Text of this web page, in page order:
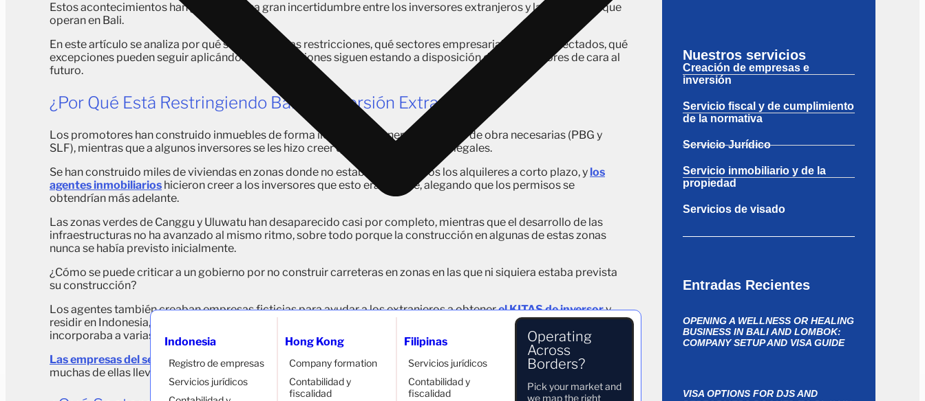
Indonesia
Registro de empresas
Servicios jurídicos
Hong Kong
Company formation
Contabilidad y
fiscalidad
Filipinas
Servicios jurídicos
Contabilidad y
fiscalidad
Operating
Across
Borders?
Pick your market and
we map the right
Estos acontecimientos han generado una gran incertidumbre entre los inversores extranjeros y las empresas que
operan en Bali.
En este artículo se analiza por qué surgieron estas restricciones, qué sectores empresariales se ven afectados, qué
excepciones pueden seguir aplicándose y qué opciones siguen estando a disposición de los inversores de cara al
futuro.
¿Por Qué Está Restringiendo Bali La Inversión Extranjera?
Los promotores han construido inmuebles de forma ilegal sin obtener las licencias de obra necesarias (PBG y
SLF), mientras que a algunos inversores se les hizo creer que los proyectos eran legales.
Se han construido miles de viviendas en zonas donde no estaban autorizados los alquileres a corto plazo, y los
agentes inmobiliarios hicieron creer a los inversores que esto era posible, alegando que los permisos se
obtendrían más adelante.
Las zonas verdes de Canggu y Uluwatu han desaparecido casi por completo, mientras que el desarrollo de las
infraestructuras no ha avanzado al mismo ritmo, sobre todo porque la construcción en algunas de estas zonas
nunca se había previsto inicialmente.
¿Cómo se puede criticar a un gobierno por no construir carreteras en zonas en las que ni siquiera estaba prevista
su construcción?
Los agentes también creaban empresas ficticias para ayudar a los extranjeros a obtenerel KITAS de inversory
residir en Indonesia, a pesar de que dichas empresas no desarrollaban ninguna actividad real. En algunos casos, se
incorporaba a varias personas extranjeras que no se conocían entre sí a la misma estructura empresarial.
Las empresas del sector PMAestán obligadas a declarar sus inversiones y a pagar impuestos; sin embargo,
muchas de ellas llevan meses —y, en algunos casos, años— sin presentar los informes LKPM ni pagar impuestos.
Nuestros servicios
Creación de empresas e
inversión
Servicio fiscal y de cumplimiento
de la normativa
Servicio Jurídico
Servicio inmobiliario y de la
propiedad
Servicios de visado
Entradas Recientes
OPENING A WELLNESS OR HEALING
BUSINESS IN BALI AND LOMBOK:
COMPANY SETUP AND VISA GUIDE
VISA OPTIONS FOR DJS AND